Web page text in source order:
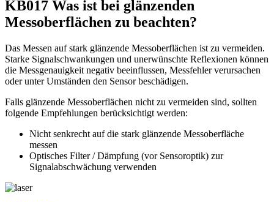
KB017 Was ist bei glänzenden
Messoberflächen zu beachten?
Das Messen auf stark glänzende Messoberflächen ist zu vermeiden.
Starke Signalschwankungen und unerwünschte Reflexionen können
die Messgenauigkeit negativ beeinflussen, Messfehler verursachen
oder unter Umständen den Sensor beschädigen.
Falls glänzende Messoberflächen nicht zu vermeiden sind, sollten
folgende Empfehlungen berücksichtigt werden:
Nicht senkrecht auf die stark glänzende Messoberfläche
messen
Optisches Filter / Dämpfung (vor Sensoroptik) zur
Signalabschwächung verwenden